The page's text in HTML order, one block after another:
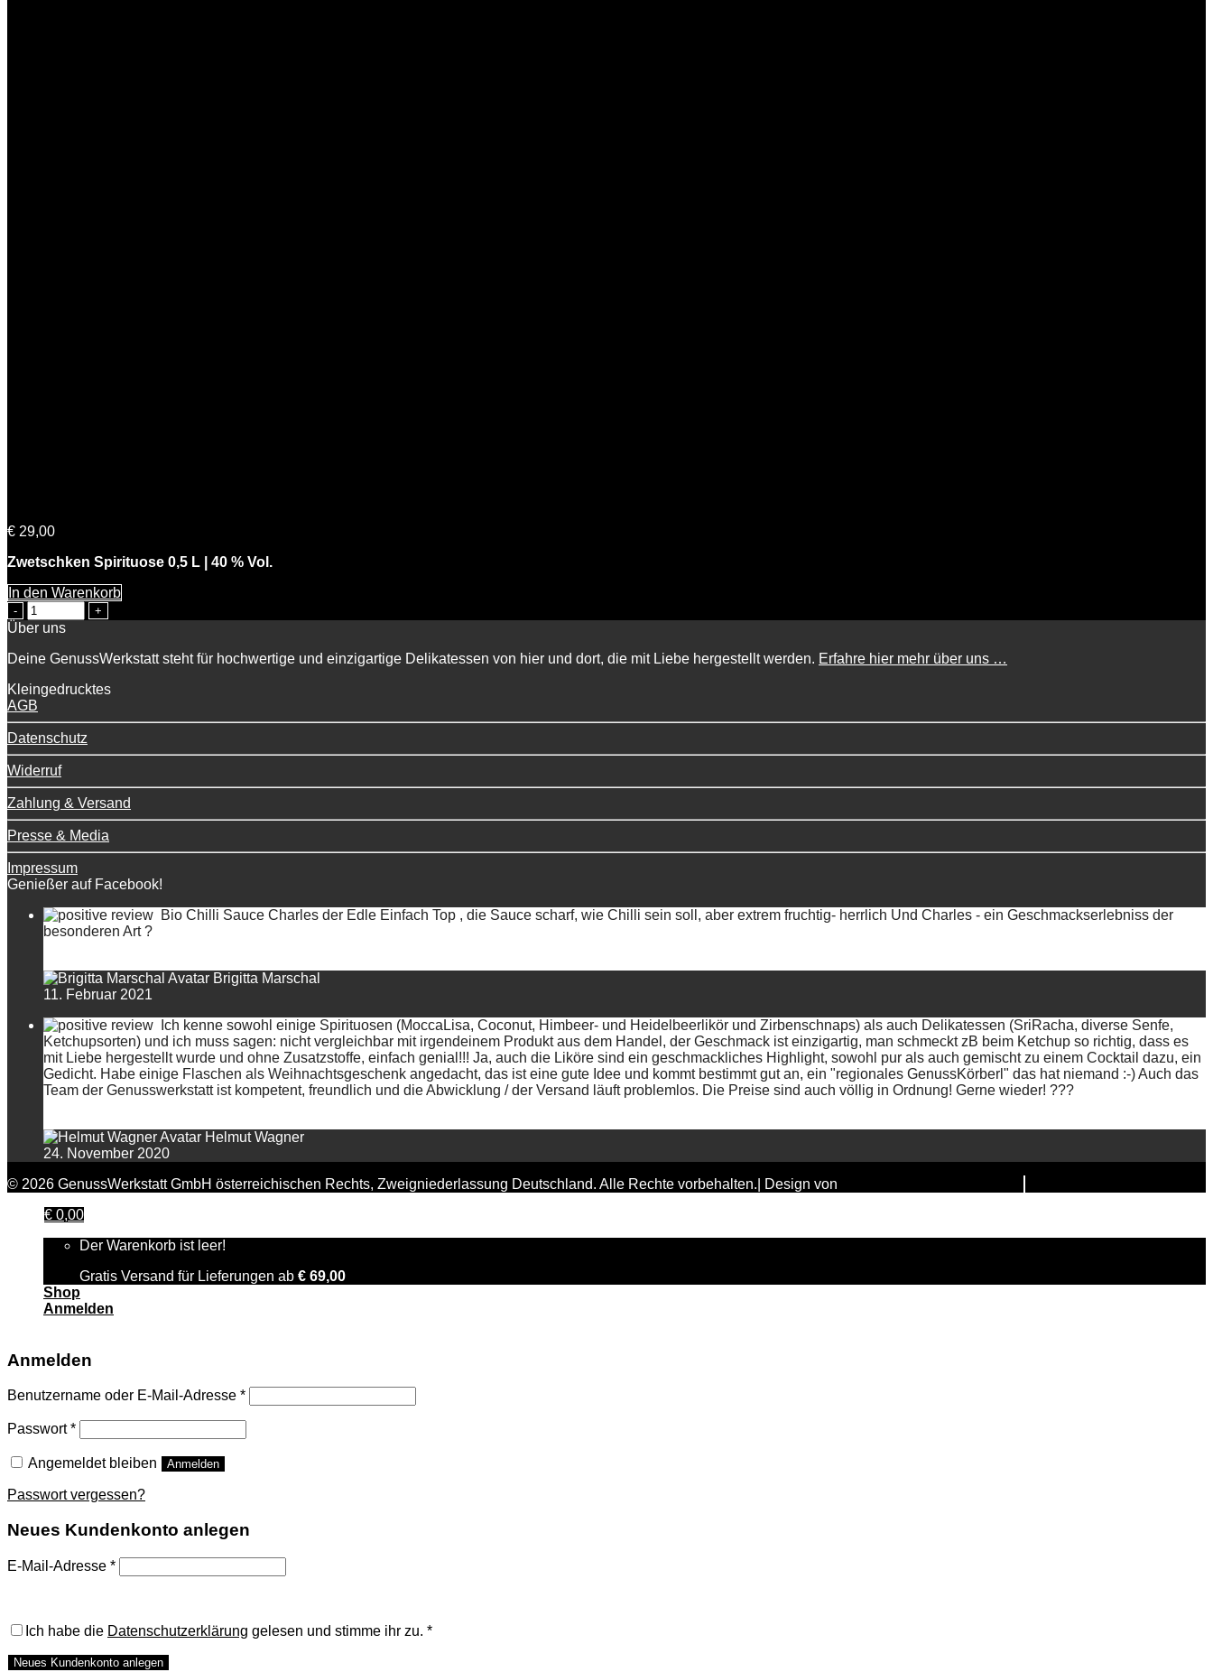
€ 29,00
Zwetschken Spirituose 0,5 L | 40 % Vol.
In den Warenkorb
Sepps
Zwetschken
Über uns
Deine GenussWerkstatt steht für hochwertige und einzigartige Delikatessen von hier und dort, die mit Liebe hergestellt werden. Erfahre hier mehr über uns …
Kleingedrucktes
AGB
Datenschutz
Widerruf
Zahlung & Versand
Presse & Media
Impressum
Genießer auf Facebook!
Bio Chilli Sauce Charles der Edle Einfach Top , die Sauce scharf, wie Chilli sein soll, aber extrem fruchtig- herrlich Und Charles - ein Geschmackserlebniss der
besonderen Art ?
Brigitta Marschal
11. Februar 2021
Ich kenne sowohl einige Spirituosen (MoccaLisa, Coconut, Himbeer- und Heidelbeerlikör und Zirbenschnaps) als auch Delikatessen (SriRacha, diverse Senfe,
Ketchupsorten) und ich muss sagen: nicht vergleichbar mit irgendeinem Produkt aus dem Handel, der Geschmack ist einzigartig, man schmeckt zB beim Ketchup so richtig, dass es
mit Liebe hergestellt wurde und ohne Zusatzstoffe, einfach genial!!! Ja, auch die Liköre sind ein geschmackliches Highlight, sowohl pur als auch gemischt zu einem Cocktail dazu, ein
Gedicht. Habe einige Flaschen als Weihnachtsgeschenk angedacht, das ist eine gute Idee und kommt bestimmt gut an, ein "regionales GenussKörberl" das hat niemand :-) Auch das
Team der Genusswerkstatt ist kompetent, freundlich und die Abwicklung / der Versand läuft problemlos. Die Preise sind auch völlig in Ordnung! Gerne wieder! ???
Helmut Wagner
24. November 2020
© 2026 GenussWerkstatt GmbH österreichischen Rechts, Zweigniederlassung Deutschland. Alle Rechte vorbehalten.| Design von
€ 0,00
Der Warenkorb ist leer!
Gratis Versand für Lieferungen ab € 69,00
Shop
Anmelden
Anmelden
Benutzername oder E-Mail-Adresse *
Passwort*
Angemeldet bleiben Anmelden
Passwort vergessen?
Neues Kundenkonto anlegen
E-Mail-Adresse *
Ich habe die Datenschutzerklärung gelesen und stimme ihr zu. *
Neues Kundenkonto anlegen